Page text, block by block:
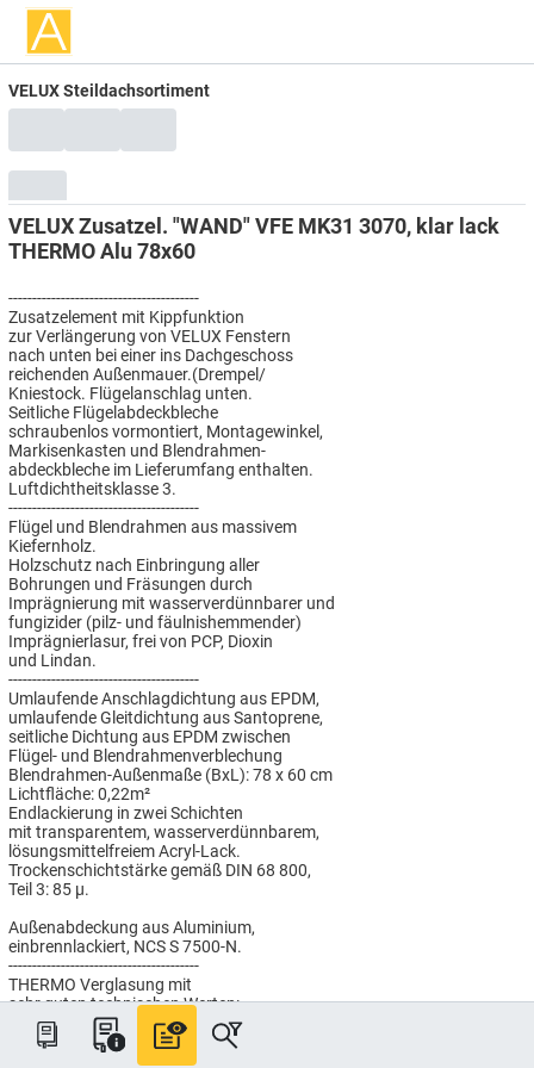
VELUX Steildachsortiment
VELUX Zusatzel. "WAND" VFE MK31 3070, klar lack
THERMO Alu 78x60
----------------------------------------
Zusatzelement mit Kippfunktion
zur Verlängerung von VELUX Fenstern
nach unten bei einer ins Dachgeschoss
reichenden Außenmauer.(Drempel/
Kniestock. Flügelanschlag unten.
Seitliche Flügelabdeckbleche
schraubenlos vormontiert, Montagewinkel,
Markisenkasten und Blendrahmen-
abdeckbleche im Lieferumfang enthalten.
Luftdichtheitsklasse 3.
----------------------------------------
Flügel und Blendrahmen aus massivem
Kiefernholz.
Holzschutz nach Einbringung aller
Bohrungen und Fräsungen durch
Imprägnierung mit wasserverdünnbarer und
fungizider (pilz- und fäulnishemmender)
Imprägnierlasur, frei von PCP, Dioxin
und Lindan.
----------------------------------------
Umlaufende Anschlagdichtung aus EPDM,
umlaufende Gleitdichtung aus Santoprene,
seitliche Dichtung aus EPDM zwischen
Flügel- und Blendrahmenverblechung
Blendrahmen-Außenmaße (BxL): 78 x 60 cm
Lichtfläche: 0,22m²
Endlackierung in zwei Schichten
mit transparentem, wasserverdünnbarem,
lösungsmittelfreiem Acryl-Lack.
Trockenschichtstärke gemäß DIN 68 800,
Teil 3: 85 µ.
Außenabdeckung aus Aluminium,
einbrennlackiert, NCS S 7500-N.
----------------------------------------
THERMO Verglasung mit
sehr guten technischen Werten:
Wärmedurchgangswert Uw = 1,3 W/(m²K),
Schalldämmwert Rw(C,Ctr)= 35(-1,-3) dB,
Schallschutzklasse 2,